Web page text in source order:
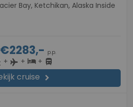
Bay, Ketchikan, Alaska Inside
€2283,- p.p.
+ flight + hotel+ directions_bus
cruise chevron_right